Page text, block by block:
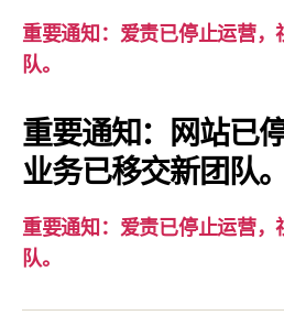
重要通知：爱责已停止运营
队。
重要通知：网站已
业务已移交新团队。
重要通知：爱责已停止运营
队。